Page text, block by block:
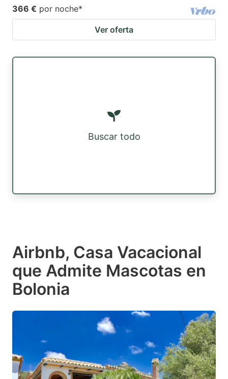
366 € por noche*
Ver oferta
Buscar todo
Airbnb, Casa Vacacional
que Admite Mascotas en
Bolonia